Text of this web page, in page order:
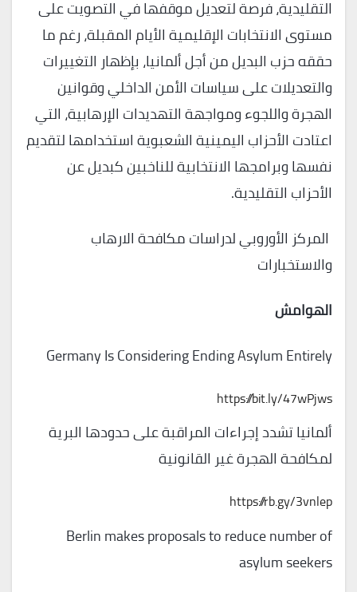
التقليدية، فرصة لتعديل موقفها في التصويت على
مستوى الانتخابات الإقليمية الأيام المقبلة، رغم ما
حققه حزب البديل من أجل ألمانيا، بإظهار التغييرات
والتعديلات على سياسات الأمن الداخلي وقوانين
الهجرة واللجوء ومواجهة التهديدات الإرهابية، التي
اعتادت الأحزاب اليمينية الشعبوية استخدامها لتقديم
نفسها وبرامجها الانتخابية للناخبين كبديل عن
الأحزاب التقليدية.
المركز الأوروبي لدراسات مكافحة الارهاب
والاستخبارات
الهوامش
Germany Is Considering Ending Asylum Entirely
https://bit.ly/47wPjws
ألمانيا تشدد إجراءات المراقبة على حدودها البرية
لمكافحة الهجرة غير القانونية
https://rb.gy/3vnlep
Berlin makes proposals to reduce number of
asylum seekers